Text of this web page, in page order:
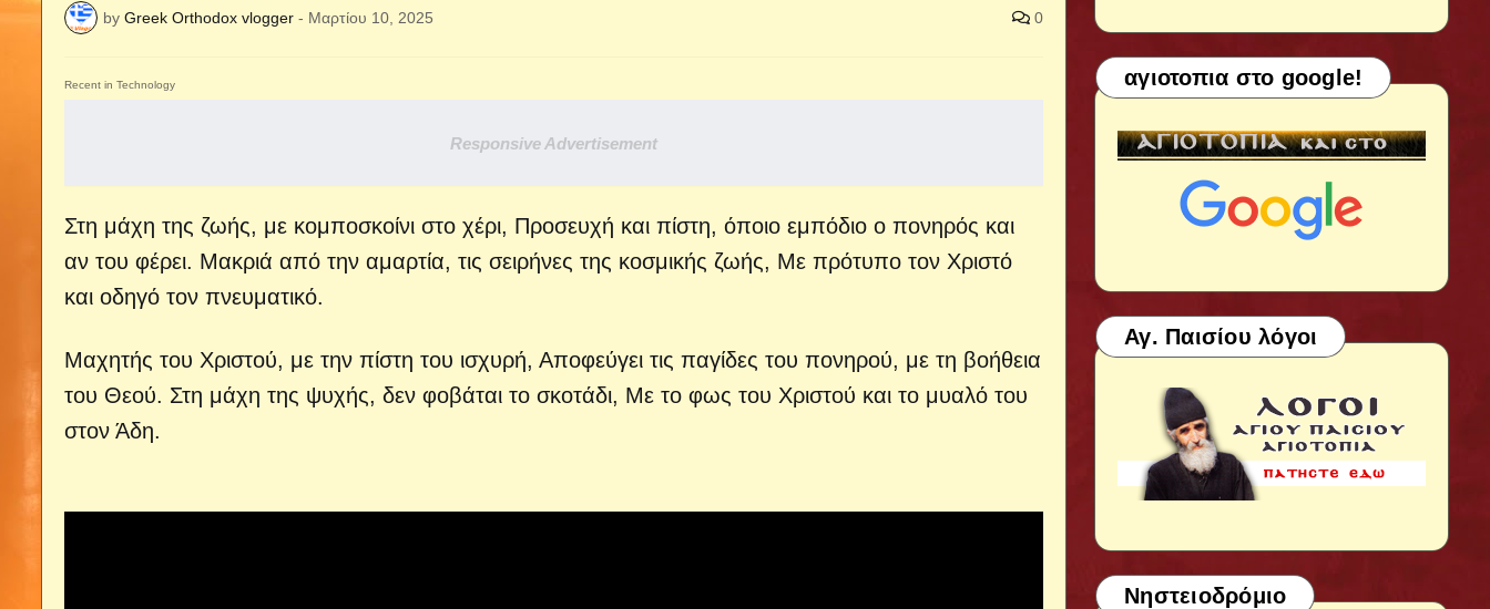
by Greek Orthodox vlogger - Μαρτίου 10, 2025 0
Recent in Technology
Responsive Advertisement
Στη μάχη της ζωής, με κομποσκοίνι στο χέρι, Προσευχή και πίστη, όποιο εμπόδιο ο πονηρός και
αν του φέρει. Μακριά από την αμαρτία, τις σειρήνες της κοσμικής ζωής, Με πρότυπο τον Χριστό
και οδηγό τον πνευματικό.
Μαχητής του Χριστού, με την πίστη του ισχυρή, Αποφεύγει τις παγίδες του πονηρού, με τη βοήθεια
του Θεού. Στη μάχη της ψυχής, δεν φοβάται το σκοτάδι, Με το φως του Χριστού και το μυαλό του
στον Άδη.
αγιοτοπια στο google!
Αγ. Παισίου λόγοι
Νηστειοδρόμιο